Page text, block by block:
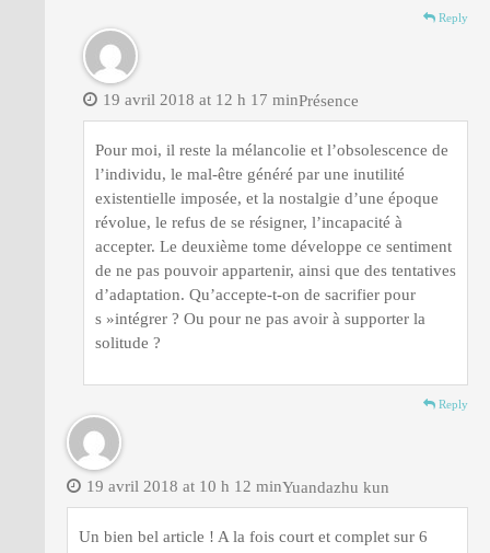
Reply
Présence
19 avril 2018 at 12 h 17 min
Pour moi, il reste la mélancolie et l’obsolescence de
l’individu, le mal-être généré par une inutilité
existentielle imposée, et la nostalgie d’une époque
révolue, le refus de se résigner, l’incapacité à
accepter. Le deuxième tome développe ce sentiment
de ne pas pouvoir appartenir, ainsi que des tentatives
d’adaptation. Qu’accepte-t-on de sacrifier pour
s »intégrer ? Ou pour ne pas avoir à supporter la
solitude ?
Reply
Yuandazhu kun
19 avril 2018 at 10 h 12 min
Un bien bel article ! A la fois court et complet sur 6